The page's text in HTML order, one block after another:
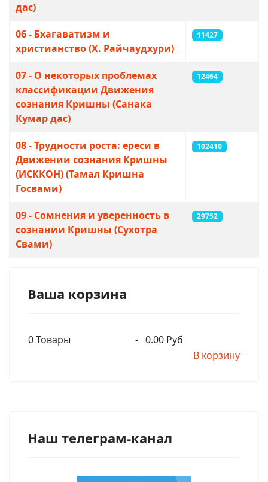
дас)
06 - Бхагаватизм и
христианство (Х. Райчаудхури)
11427
07 - О некоторых проблемах
классификации Движения
сознания Кришны (Санака
Кумар дас)
12464
08 - Трудности роста: ереси в
Движении сознания Кришны
(ИСККОН) (Тамал Кришна
Госвами)
102410
09 - Сомнения и уверенность в
сознании Кришны (Сухотра
Свами)
29752
Ваша корзина
0Товары - 0.00 Руб
В корзину
Наш телеграм-канал